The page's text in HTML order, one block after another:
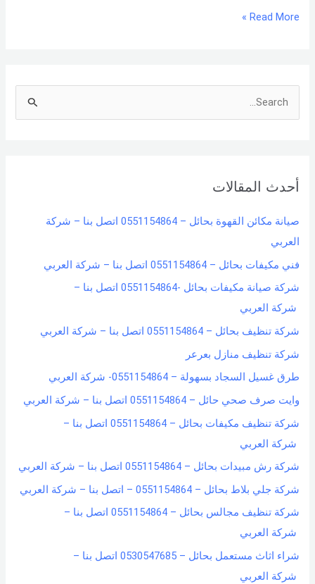
Read More »
c
f
o
r
:
أحدث المقالات
صيانة مكائن القهوة بحائل – 0551154864 اتصل بنا – شركة
العربي
فني مكيفات بحائل – 0551154864 اتصل بنا – شركة العربي
شركة صيانة مكيفات بحائل -0551154864 اتصل بنا –
شركة العربي
شركة تنظيف بحائل – 0551154864 اتصل بنا – شركة العربي
شركة تنظيف منازل بعرعر
طرق غسيل السجاد بسهولة – 0551154864- شركة العربي
وايت صرف صحي حائل – 0551154864 اتصل بنا – شركة العربي
شركة تنظيف مكيفات بحائل – 0551154864 اتصل بنا –
شركة العربي
شركة رش مبيدات بحائل – 0551154864 اتصل بنا – شركة العربي
شركة جلي بلاط بحائل – 0551154864 – اتصل بنا – شركة العربي
شركة تنظيف مجالس بحائل – 0551154864 اتصل بنا –
شركة العربي
شراء اثاث مستعمل بحائل – 0530547685 اتصل بنا –
شركة العربي